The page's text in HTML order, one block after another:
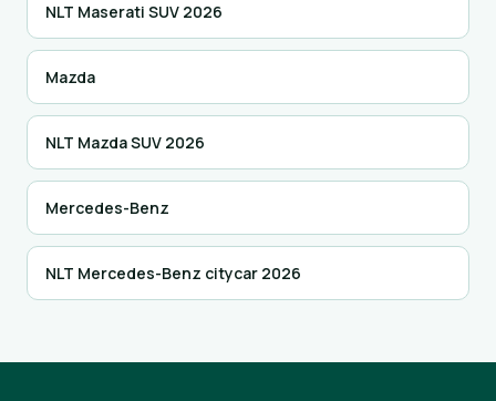
NLT Maserati SUV 2026
Mazda
NLT Mazda SUV 2026
Mercedes-Benz
NLT Mercedes-Benz citycar 2026